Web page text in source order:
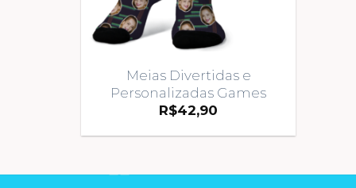
Meias Divertidas e
Personalizadas Games
R$42,90